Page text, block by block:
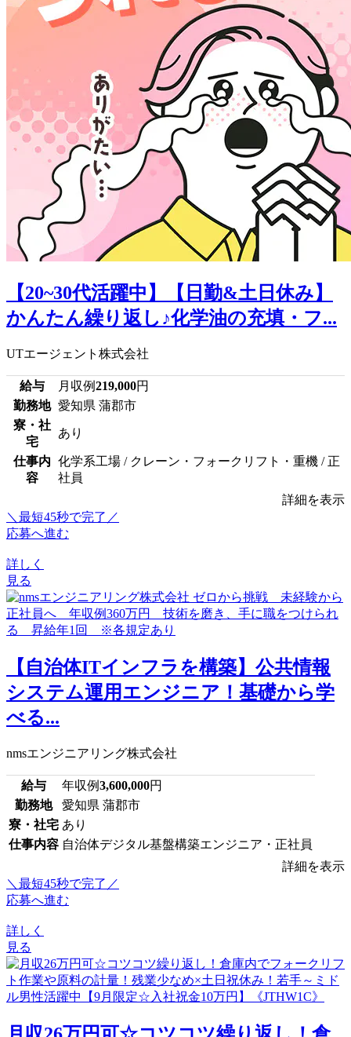
【20~30代活躍中】【日勤&土日休み】
かんたん繰り返し♪化学油の充填・フ...
UTエージェント株式会社
給与 月収例219,000円
勤務地 愛知県 蒲郡市
寮・社
宅
あり
仕事内
容
化学系工場 / クレーン・フォークリフト・重機 / 正
社員
詳細を表示
＼最短45秒で完了／
応募へ進む
詳しく
見る
【自治体ITインフラを構築】公共情報
システム運用エンジニア！基礎から学
べる...
nmsエンジニアリング株式会社
給与 年収例3,600,000円
勤務地
愛知県 蒲郡市
寮・社宅 あり
仕事内容 自治体デジタル基盤構築エンジニア・正社員
詳細を表示
＼最短45秒で完了／
応募へ進む
詳しく
見る